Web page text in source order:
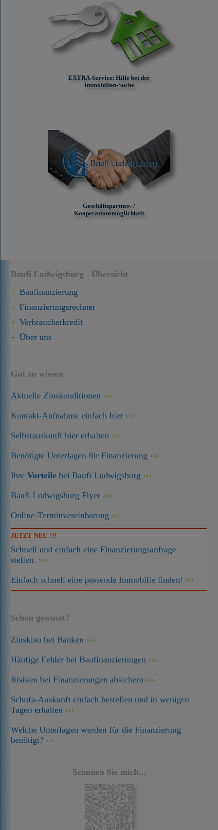
Baufi Ludwigsburg - Übersicht
Baufinanzierung
Finanzierungsrechner
Verbraucherkredit
Über uns
Gut zu wissen
Aktuelle Zinskonditionen
Kontakt-Aufnahme einfach hier
Selbstauskunft hier erhalten
Benötigte Unterlagen für Finanzierung
IhreVorteile bei Baufi Ludwigsburg
Baufi Ludwigsburg Flyer
Online-Terminvereinbarung
JETZT NEU !!!
Schnell und einfach eine Finanzierungsanfrage
stellen.
Einfach schnell eine passende Immobilie finden!
Schon gewusst?
Zinsklau bei Banken
Häufige Fehler bei Baufinanzierungen
Risiken bei Finanzierungen absichern
Schufa-Auskunft einfach bestellen und in wenigen
Tagen erhalten
Welche Unterlagen werden für die Finanzierung
benötigt?
Scannen Sie mich...
EXTRA-Service: Hilfe bei der
Immobilien-Suche
Geschäftspartner- /
Kooperationsmöglichkeit